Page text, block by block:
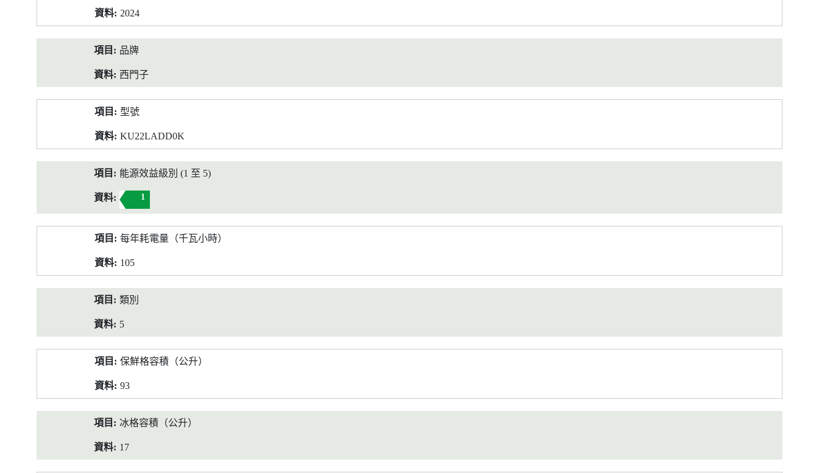
2024
品牌
西門子
型號
KU22LADD0K
能源效益級別 (1 至 5)
1
每年耗電量（千瓦小時）
105
類別
5
保鮮格容積（公升）
93
冰格容積（公升）
17